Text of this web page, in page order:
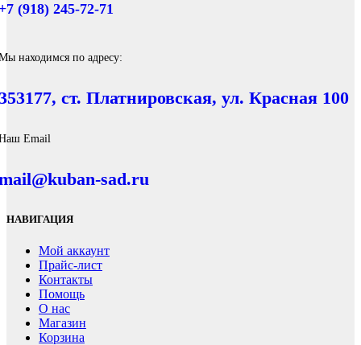
(918) 245-72-71
находимся по адресу:
ст. Платнировская, ул. Красная 100
Email
sad.ru
НАВИГАЦИЯ
Мой аккаунт
Прайс-лист
Контакты
Помощь
О нас
Магазин
Корзина